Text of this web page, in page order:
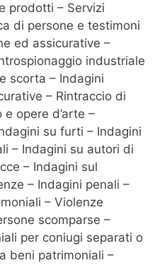
prodotti – Servizi
di persone e testimoni
ed assicurative –
industriale
scorta – Indagini
– Rintraccio di
opere d’arte –
su furti – Indagini
– Indagini su autori di
– Indagini sul
– Indagini penali –
– Violenze
scomparse –
per coniugi separati o
beni patrimoniali –